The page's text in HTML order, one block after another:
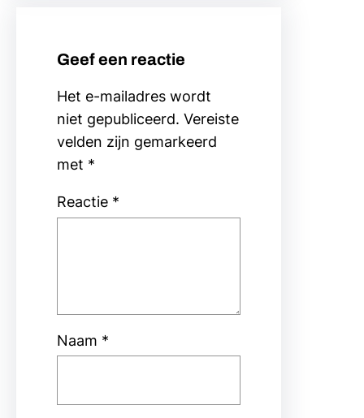
Geef een reactie
Het e-mailadres wordt
niet gepubliceerd. Vereiste
velden zijn gemarkeerd
met *
Reactie *
Naam *